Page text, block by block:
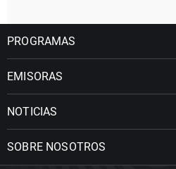
PROGRAMAS
EMISORAS
NOTICIAS
SOBRE NOSOTROS